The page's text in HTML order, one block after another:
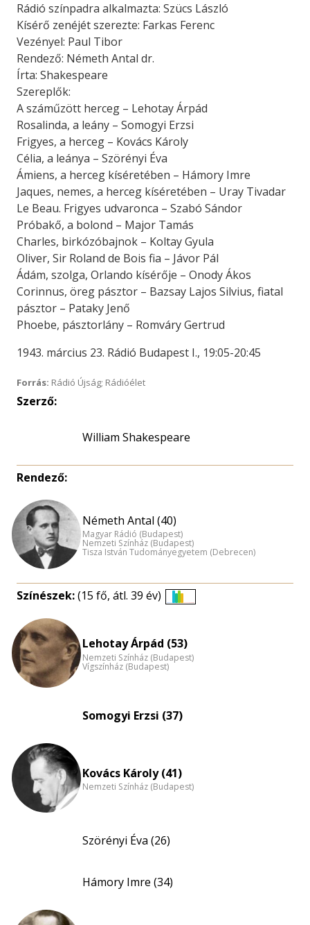
Rádió színpadra alkalmazta: Szücs László
Kísérő zenéjét szerezte: Farkas Ferenc
Vezényel: Paul Tibor
Rendező: Németh Antal dr.
Írta: Shakespeare
Szereplők:
A száműzött herceg – Lehotay Árpád
Rosalinda, a leány – Somogyi Erzsi
Frigyes, a herceg – Kovács Károly
Célia, a leánya – Szörényi Éva
Ámiens, a herceg kíséretében – Hámory Imre
Jaques, nemes, a herceg kíséretében – Uray Tivadar
Le Beau. Frigyes udvaronca – Szabó Sándor
Próbakő, a bolond – Major Tamás
Charles, birkózóbajnok – Koltay Gyula
Oliver, Sir Roland de Bois fia – Jávor Pál
Ádám, szolga, Orlando kísérője – Onody Ákos
Corinnus, öreg pásztor – Bazsay Lajos Silvius, fiatal
pásztor – Pataky Jenő
Phoebe, pásztorlány – Romváry Gertrud
1943. március 23. Rádió Budapest I., 19:05-20:45
Forrás: Rádió Újság; Rádióélet
Szerző:
William Shakespeare
Rendező:
Németh Antal (40)
Magyar Rádió (Budapest)
Nemzeti Színház (Budapest)
Tisza István Tudományegyetem (Debrecen)
Színészek:(15 fő, átl. 39 év)
nagyítása
Lehotay Árpád (53)
Nemzeti Színház (Budapest)
Vígszínház (Budapest)
Somogyi Erzsi (37)
Kovács Károly (41)
Nemzeti Színház (Budapest)
Szörényi Éva (26)
Hámory Imre (34)